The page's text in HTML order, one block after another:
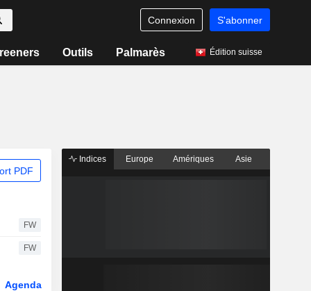
Connexion S'abonner
Outils Palmarès Édition suisse
PDF
FW
FW
Agenda
Indices Europe Amériques Asie